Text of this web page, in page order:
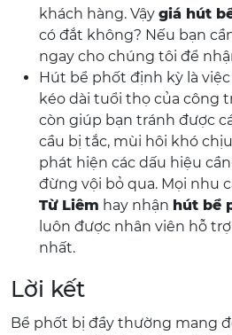
khách hàng. Vậy giá hút
có đắt không? Nếu bạn
ngay cho chúng tôi để
Hút bể phốt định kỳ là
kéo dài tuổi thọ của công
còn giúp bạn tránh được
cầu bị tắc, mùi hôi khó
phát hiện các dấu hiệu
đừng vội bỏ qua. Mọi nhu
Từ Liêm hay nhận hút bể
luôn được nhân viên hỗ
nhất.
Lời kết
Bể phốt bị đầy thường mang